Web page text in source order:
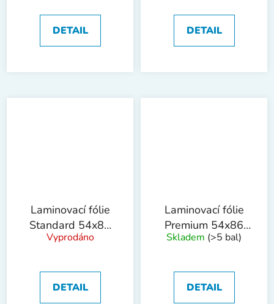
DETAIL DETAIL
Laminovací fólie
Standard 54x86
mm, 80mic, 100ks
Vyprodáno
DETAIL
Laminovací fólie
Premium 54x86
mm, 80mic, 100ks
Skladem (>5 bal)
DETAIL